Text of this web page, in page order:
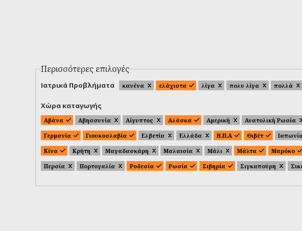
Περισσότερες επιλογές
Ιατρικά Προβλήματα κανένα ελάχιστα λίγα πολυ λίγα πολλά
Χώρα καταγωγής
Αβάνα Αβησσυνία Αίγυπτος Αλάσκα Αμερική Ανατολική Ρωσία
Γερμανία
Γιουκοσλαβία Ελβετία Ελλάδα Η.Π.Α Θιβέτ
Κίνα
Κρήτη Μαγαδασκάρη Μαλαισία Μάλι Μάλτα Μαρόκο
Περσία
Πορτογαλία Ροδεσία Ρωσία Σιβηρία Σιγκαπούρη